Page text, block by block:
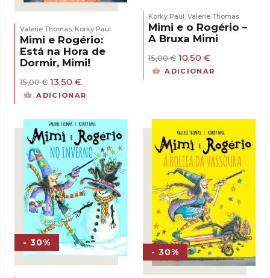
Valerie Thomas Korky Paul
Mimi e Rogério:
Está na Hora de
Dormir, Mimi!
15,00€ O
preço
15,00 €.
13,50 €
preço
13,50 €.
ADICIONAR
Korky Paul, Valerie Thomas
Mimi e o Rogério –
A Bruxa Mimi
15,00€ O
preço
10,50 €O
preço
ADICIONAR
- 30%
- 30%